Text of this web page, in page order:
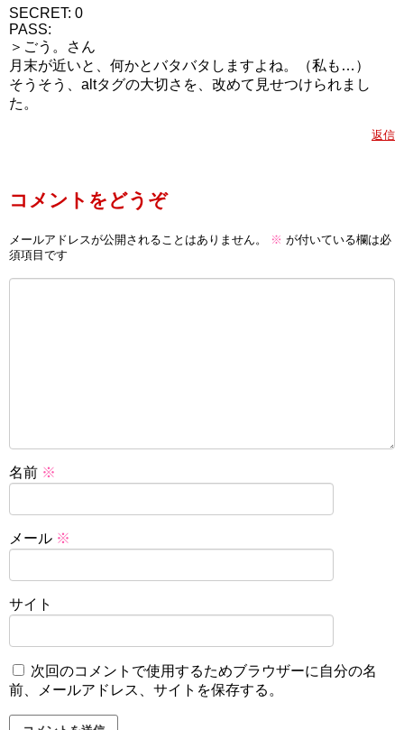
SECRET: 0
PASS:
＞ごう。さん
月末が近いと、何かとバタバタしますよね。（私も…）
そうそう、altタグの大切さを、改めて見せつけられまし
た。
返信
コメントをどうぞ
メールアドレスが公開されることはありません。 ※ が付いている欄は必
須項目です
名前 ※
メール ※
サイト
次回のコメントで使用するためブラウザーに自分の名
前、メールアドレス、サイトを保存する。